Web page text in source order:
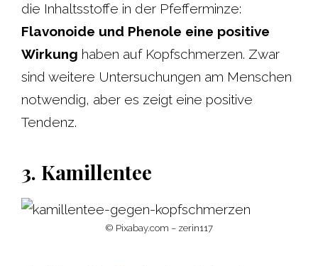
die Inhaltsstoffe in der Pfefferminze:
Flavonoide und Phenole eine positive
Wirkung haben auf Kopfschmerzen. Zwar
sind weitere Untersuchungen am Menschen
notwendig, aber es zeigt eine positive
Tendenz.
3. Kamillentee
© Pixabay.com – zerin117